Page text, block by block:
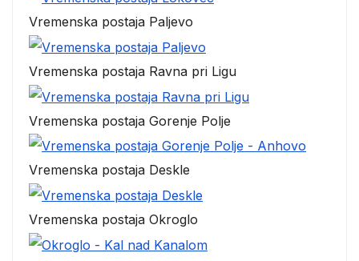
Vremenska postaja Paljevo
Vremenska postaja Ravna pri Ligu
Vremenska postaja Gorenje Polje
Vremenska postaja Deskle
Vremenska postaja Okroglo